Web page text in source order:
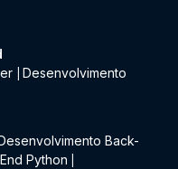
Desenvolvimento
Back-
Python